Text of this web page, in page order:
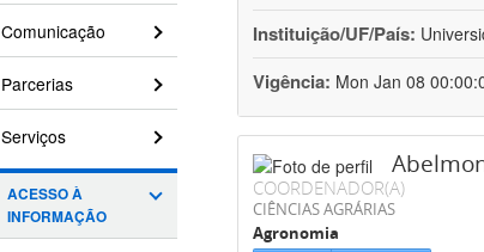
Comunicação
Parcerias
Serviços
ACESSO À
INFORMAÇÃO
Instituição/UF/País:
Vigência: Mon Jan 08
COORDENADOR(A)
CIÊNCIAS AGRÁRIAS
Agronomia